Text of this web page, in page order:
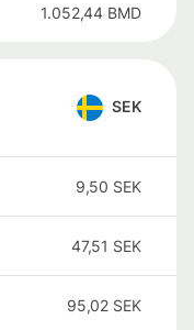
1.052,44 BMD
SEK
9,50 SEK
47,51 SEK
95,02 SEK